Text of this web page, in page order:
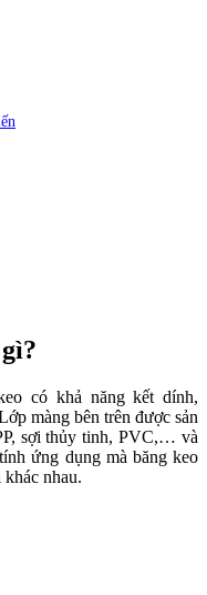
có khả năng kết dính,
màng bên trên được sản
sợi thủy tinh, PVC,… và
ứng dụng mà băng keo
nhau.